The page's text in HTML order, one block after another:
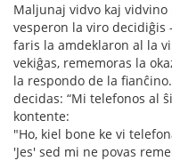
Maljunaj vidvo kaj
vesperon la viro decidiĝis
faris la amdeklaron al la
vekiĝas, rememoras la
la respondo de la
decidas: “Mi telefonos al
kontente:
"Ho, kiel bone ke vi
'Jes' sed mi ne povas